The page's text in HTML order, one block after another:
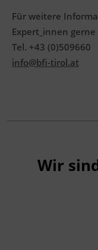
Für weitere
Expert_innen
Tel. +43 (0)509660
info@bfi-tirol.at
Wir